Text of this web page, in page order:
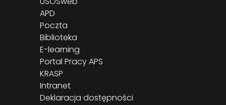
APD
Poczta
Biblioteka
E-learning
Portal Pracy APS
KRASP
Intranet
Deklaracja dostępności